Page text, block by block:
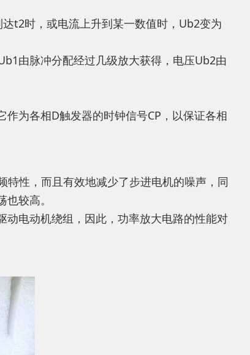
t2时，或电流上升到某一数值时，Ub2变为
由脉冲分配经过几级放大获得，电压Ub2由
为各相D触发器的时钟信号CP，以保证各相
性，而且有效地减少了步进电机的噪声，同
较高。
电动机绕组，因此，功率放大电路的性能对